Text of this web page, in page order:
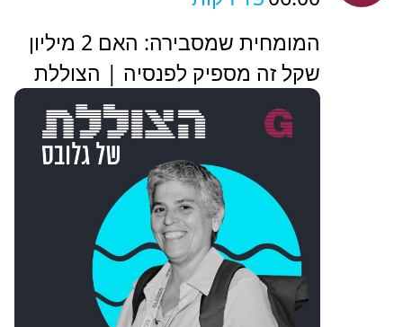
המומחית שמסבירה: האם 2 מיליון
שקל זה מספיק לפנסיה | הצוללת